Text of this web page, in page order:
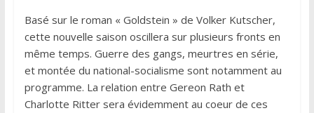
Basé sur le roman « Goldstein » de Volker Kutscher,
cette nouvelle saison oscillera sur plusieurs fronts en
même temps. Guerre des gangs, meurtres en série,
et montée du national-socialisme sont notamment au
programme. La relation entre Gereon Rath et
Charlotte Ritter sera évidemment au coeur de ces